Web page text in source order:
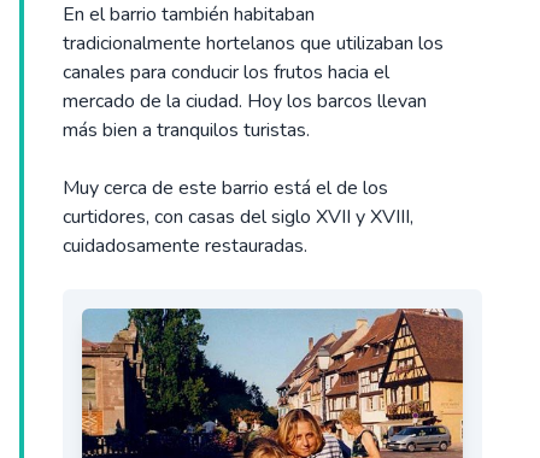
En el barrio también habitaban
tradicionalmente hortelanos que utilizaban los
canales para conducir los frutos hacia el
mercado de la ciudad. Hoy los barcos llevan
más bien a tranquilos turistas.
Muy cerca de este barrio está el de los
curtidores, con casas del siglo XVII y XVIII,
cuidadosamente restauradas.